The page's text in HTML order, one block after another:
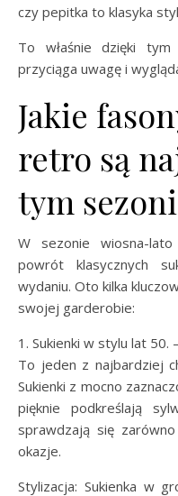
czy pepitka to klasyka
To właśnie dzięki
przyciąga uwagę i
Jakie
retro są
tym
W sezonie wiosna-
powrót klasycznych
wydaniu. Oto kilka
swojej garderobie:
1. Sukienki w stylu lat 50.
To jeden z najbardziej
Sukienki z mocno
pięknie podkreślają
sprawdzają się
okazje.
Stylizacja: Sukienka w